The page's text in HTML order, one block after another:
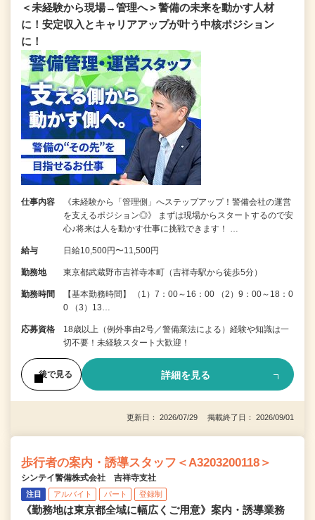
＜未経験から現場→管理へ＞警備の未来を動かす人材
に！安定収入とキャリアアップが叶う中核ポジション
に！
仕事内容
《未経験から「管理側」へステップアップ！警備会社の運営
を支えるポジション◎》 まずは現場からスタートするので安
心♪将来は人を動かす仕事に挑戦できます！ …
給与 日給10,500円〜11,500円
勤務地 東京都武蔵野市吉祥寺本町（吉祥寺駅から徒歩5分）
勤務時間
【基本勤務時間】 （1）7：00～16：00 （2）9：00～18：0
0 （3）13…
応募資格
18歳以上（例外事由2号／警備業法による）経験や知識は一
切不要！未経験スタート大歓迎！
後で見る 詳細を見る
更新日： 2026/07/29 掲載終了日： 2026/09/01
歩行者の案内・誘導スタッフ＜A3203200118＞
シンテイ警備株式会社 吉祥寺支社
注目 アルバイト パート 登録制
《勤務地は東京都全域に幅広くご用意》案内・誘導業務